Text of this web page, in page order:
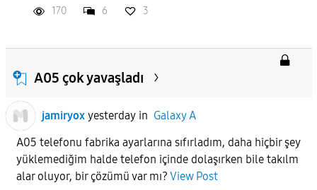
170 6 3
A05 çok yavaşladı
jamiryox yesterdayin Galaxy A
A05 telefonu fabrika ayarlarına sıfırladım, daha hiçbir şey
yüklemediğim halde telefon içinde dolaşırken bile takılm
alar oluyor, bir çözümü var mı? View Post